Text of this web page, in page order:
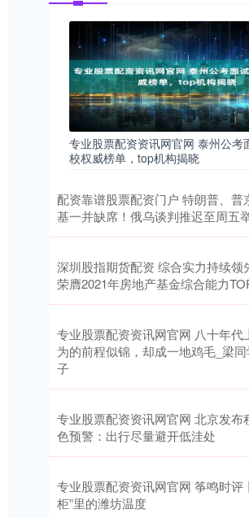
专业股票配资资讯网官网 泰州公考
校权威榜单，top机构揭晓
配资靠谱股票配资门户 特朗普、普
基一并缺席！俄乌谈判推迟至周五
深圳股指期货配资 综合实力持续领
荣膺2021年房地产基金综合能力
专业股票配资资讯网官网 八十年代
为的前程似锦，却成一地鸡毛_梁
子
专业股票配资资讯网官网 北京发布
色预警：出行尽量避开低洼处
专业股票配资资讯网官网 筝鸣时评
柜”里的潍坊温度